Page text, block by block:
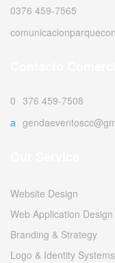
0376 459-7565
0376 459-7508
Website Design
Web Application Design
Branding & Strategy
Logo & Identity Systems